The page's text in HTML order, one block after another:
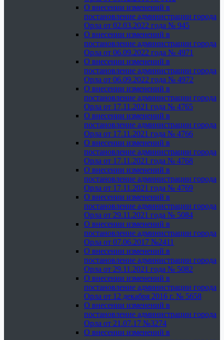
О внесении изменений в
постановление администрации города
Орла от 02.03.2022 года № 945
О внесении изменений в
постановление администрации города
Орла от 06.09.2022 года № 4971
О внесении изменений в
постановление администрации города
Орла от 06.09.2022 года № 4972
О внесении изменений в
постановление администрации города
Орла от 17.11.2021 года № 4765
О внесении изменений в
постановление администрации города
Орла от 17.11.2021 года № 4766
О внесении изменений в
постановление администрации города
Орла от 17.11.2021 года № 4768
О внесении изменений в
постановление администрации города
Орла от 17.11.2021 года № 4769
О внесении изменений в
постановление администрации города
Орла от 29.11.2021 года № 5084
О внесении изменений в
постановление администрации города
Орла от 07.06.2017 №2411
О внесении изменений в
постановление администрации города
Орла от 29.11.2021 года № 5082
О внесении изменений в
постановление администрации города
Орла от 12 декабря 2016 г. № 5658
О внесении изменений в
постановление администрации города
Орла от 21.07.17 №3274
О внесении изменений в